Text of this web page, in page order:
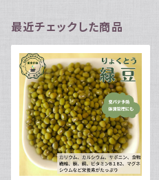
最近チェックした商品